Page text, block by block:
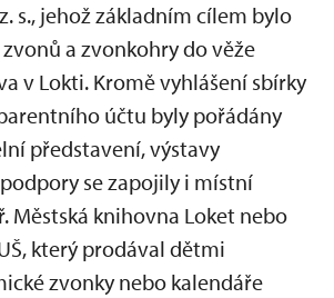
s., jehož základním cílem bylo
a zvonkohry do věže
v Lokti. Kromě vyhlášení sbírky
účtu byly pořádány
představení, výstavy
se zapojily i místní
Městská knihovna Loket nebo
který prodával dětmi
zvonky nebo kalendáře